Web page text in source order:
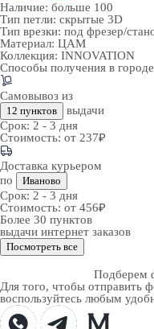
Наличие: больше 100
Тип петли: скрытые 3D
Тип врезки: под фрезер/
Материал: ЦАМ
Коллекция: INNOVATION
Способы получения в городе
Самовывоз из
12 пунктов
выдачи
Срок: 2 - 3 дня
Стоимость: от 237₽
Доставка курьером
по
Иваново
Срок: 2 - 3 дня
Стоимость: от 456₽
Более 30 пунктов
выдачи интернет заказов
Посмотреть все
Подберем
Для того, чтобы отправить
воспользуйтесь любым